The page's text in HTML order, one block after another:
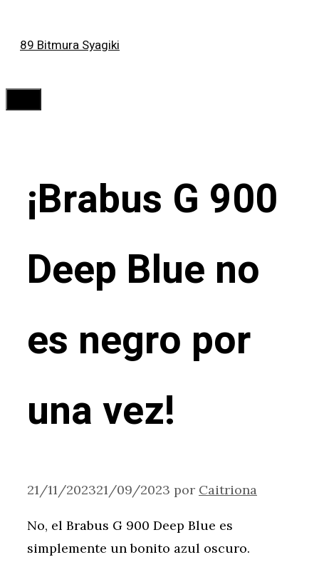
89 Bitmura Syagiki
¡Brabus G 900
Deep Blue no
es negro por
una vez!
21/11/202321/09/2023 por Caitriona
No, el Brabus G 900 Deep Blue es
simplemente un bonito azul oscuro.